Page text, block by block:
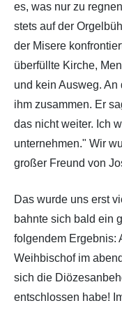
es, was nur zu
stets auf der
der Misere
überfüllte Kirche,
und kein Ausweg. An
ihm zusammen. Er
das nicht weiter. Ich
unternehmen." Wir
großer Freund von
Das wurde uns erst
bahnte sich bald ein
folgendem Ergebnis:
Weihbischof im
sich die
entschlossen habe!